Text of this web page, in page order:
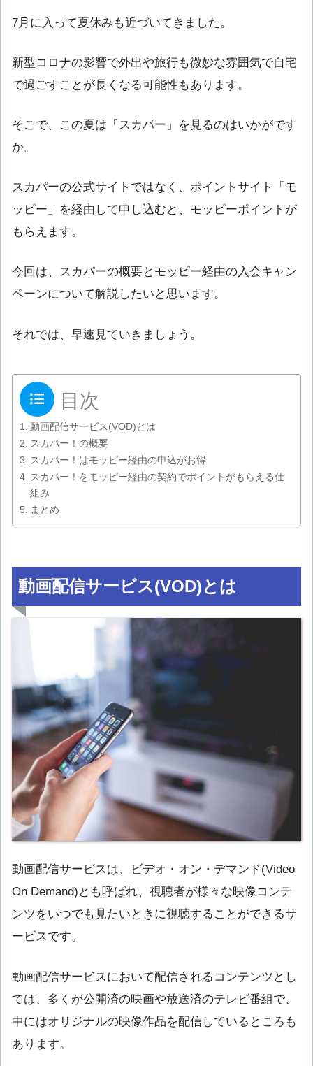
7月に入って夏休みも近づいてきました。
新型コロナの影響で外出や旅行も微妙な雰囲気で自宅
で過ごすことが長くなる可能性もあります。
そこで、この夏は「スカパー」を見るのはいかがです
か。
スカパーの公式サイトではなく、ポイントサイト「モ
ッピー」を経由して申し込むと、モッピーポイントが
もらえます。
今回は、スカパーの概要とモッピー経由の入会キャン
ペーンについて解説したいと思います。
それでは、早速見ていきましょう。
目次
動画配信サービス(VOD)とは
スカパー！の概要
スカパー！はモッピー経由の申込がお得
スカパー！をモッピー経由の契約でポイントがもらえる仕
組み
まとめ
動画配信サービス(VOD)とは
動画配信サービスは、
ビデオ・オン・デマンド(Video
On Demand) とも呼ばれ、視聴者が様々な映像コンテ
ンツをいつでも見たいときに視聴することができるサ
ービスです。
動画配信サービスにおいて配信されるコンテンツとし
ては、多くが公開済の映画や放送済のテレビ番組で、
中にはオリジナルの映像作品を配信しているところも
あります。